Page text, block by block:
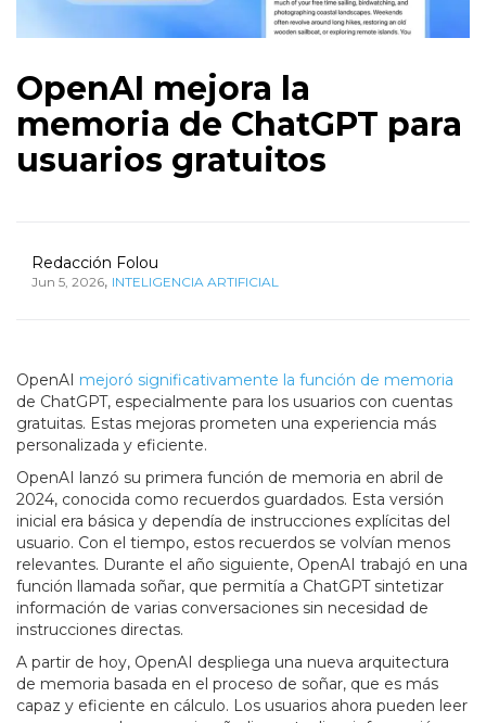
OpenAI mejora la
memoria de ChatGPT para
usuarios gratuitos
Redacción Folou
Jun 5, 2026, INTELIGENCIA ARTIFICIAL
OpenAI mejoró significativamente la función de memoria
de ChatGPT, especialmente para los usuarios con cuentas
gratuitas. Estas mejoras prometen una experiencia más
personalizada y eficiente.
OpenAI lanzó su primera función de memoria en abril de
2024, conocida como recuerdos guardados. Esta versión
inicial era básica y dependía de instrucciones explícitas del
usuario. Con el tiempo, estos recuerdos se volvían menos
relevantes. Durante el año siguiente, OpenAI trabajó en una
función llamada soñar, que permitía a ChatGPT sintetizar
información de varias conversaciones sin necesidad de
instrucciones directas.
A partir de hoy, OpenAI despliega una nueva arquitectura
de memoria basada en el proceso de soñar, que es más
capaz y eficiente en cálculo. Los usuarios ahora pueden leer